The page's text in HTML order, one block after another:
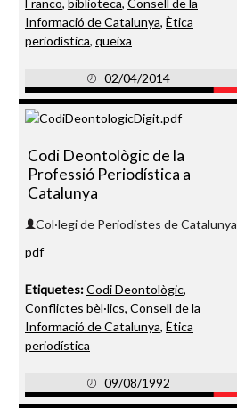
Franco, biblioteca, Consell de la
Informació de Catalunya, Ètica
periodística, queixa
02/04/2014
Codi Deontològic de la
Professió Periodística a
Catalunya
Col·legi de Periodistes de Catalunya
pdf
Etiquetes:Codi Deontològic,
Conflictes bèl·lics, Consell de la
Informació de Catalunya, Ètica
periodística
09/08/1992